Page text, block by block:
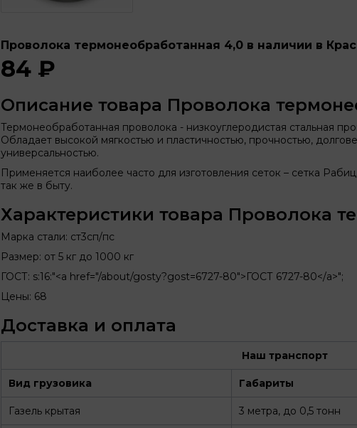
Проволока термонеобработанная 4,0 в наличии в
84 ₽
Описание товара Проволока
Термонеобработанная проволока - низкоуглеродистая стальная
Обладает высокой мягкостью и пластичностью, прочностью,
универсальностью.
Применяется наиболее часто для изготовления сеток – сетка
так же в быту.
Характеристики товара Проволока
Марка стали: ст3сп/пс
Размер: от 5 кг до 1000 кг
ГОСТ: s:16:"<a href="/about/gosty?gost=6727-80">ГОСТ 6727-80</a>";
Цены: 68
Доставка и оплата
Наш транспорт
Вид грузовика Габариты
Газель крытая 3 метра, до 0,5 тонн